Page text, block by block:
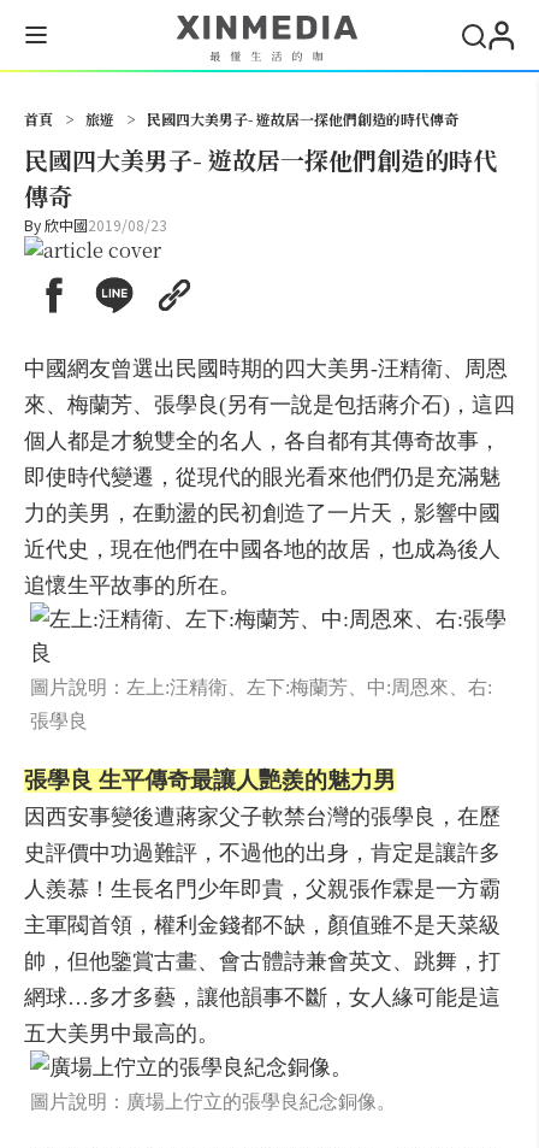
首頁 > 旅遊 > 民國四大美男子- 遊故居一探他們創造的時代傳奇
民國四大美男子- 遊故居一探他們創造的時代
傳奇
By欣中國2019/08/23
中國網友曾選出民國時期的四大美男-汪精衛、周恩
來、梅蘭芳、張學良(另有一說是包括蔣介石)，這四
個人都是才貌雙全的名人，各自都有其傳奇故事，
即使時代變遷，從現代的眼光看來他們仍是充滿魅
力的美男，在動盪的民初創造了一片天，影響中國
近代史，現在他們在中國各地的故居，也成為後人
追懷生平故事的所在。
圖片說明：左上:汪精衛、左下:梅蘭芳、中:周恩來、右:
張學良
張學良 生平傳奇最讓人艷羨的魅力男
因西安事變後遭蔣家父子軟禁台灣的張學良，在歷
史評價中功過難評，不過他的出身，肯定是讓許多
人羨慕！生長名門少年即貴，父親張作霖是一方霸
主軍閥首領，權利金錢都不缺，顏值雖不是天菜級
帥，但他鑒賞古畫、會古體詩兼會英文、跳舞，打
網球…多才多藝，讓他韻事不斷，女人緣可能是這
五大美男中最高的。
圖片說明：廣場上佇立的張學良紀念銅像。